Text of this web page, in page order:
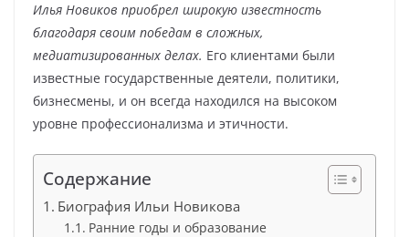
Илья Новиков приобрел широкую известность
благодаря своим победам в сложных,
медиатизированных делах. Его клиентами были
известные государственные деятели, политики,
бизнесмены, и он всегда находился на высоком
уровне профессионализма и этичности.
Содержание
Биография Ильи Новикова
Ранние годы и образование